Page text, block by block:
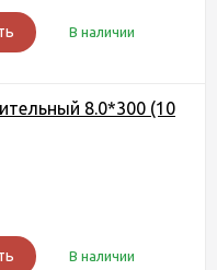
В наличии
8.0*300 (10
В наличии